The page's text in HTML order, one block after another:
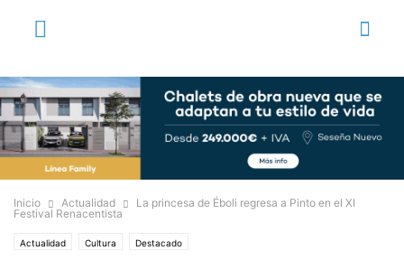
Inicio Actualidad
La princesa de Éboli regresa a Pinto en el XI
Festival Renacentista
Actualidad Cultura Destacado